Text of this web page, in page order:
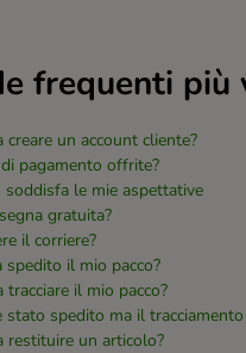
frequenti più
creare un account cliente?
pagamento offrite?
soddisfa le mie aspettative
gratuita?
il corriere?
spedito il mio pacco?
tracciare il mio pacco?
stato spedito ma il
restituire un articolo?